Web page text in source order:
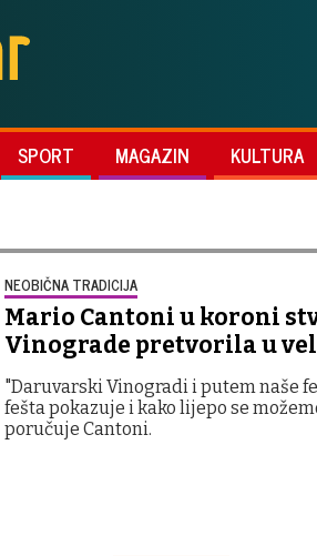
SPORT MAGAZIN KULTURA
NEOBIČNA TRADICIJA
Mario Cantoni u koroni
Vinograde pretvorila u
"Daruvarski Vinogradi i putem naše
fešta pokazuje i kako lijepo se
poručuje Cantoni.